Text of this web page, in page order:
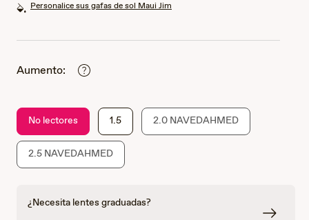
Personalice sus gafas de sol Maui Jim
Aumento:
No lectores 1.5 2.0 NAVEDAHMED
2.5 NAVEDAHMED
¿Necesita lentes graduadas?